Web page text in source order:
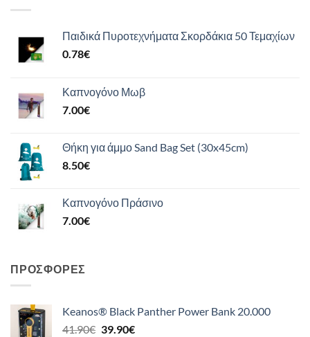
Παιδικά Πυροτεχνήματα Σκορδάκια 50 Τεμαχίων
0.78€
Καπνογόνο Μωβ
7.00€
Θήκη για άμμο Sand Bag Set (30x45cm)
8.50€
Καπνογόνο Πράσινο
7.00€
ΠΡΟΣΦΟΡΈΣ
Keanos® Black Panther Power Bank 20.000
41.90€ Original
39.90€Η